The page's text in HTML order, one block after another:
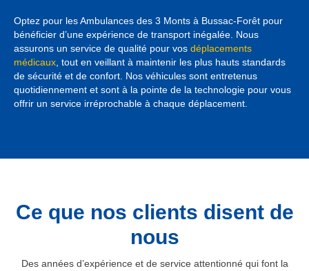
Optez pour les Ambulances des 3 Monts à Bussac-Forêt pour
bénéficier d’une expérience de transport inégalée. Nous
assurons un service de qualité pour vos déplacements
médicaux, tout en veillant à maintenir les plus hauts standards
de sécurité et de confort. Nos véhicules sont entretenus
quotidiennement et sont à la pointe de la technologie pour vous
offrir un service irréprochable à chaque déplacement.
Ce que nos clients disent de
nous
Des années d’expérience et de service attentionné qui font la